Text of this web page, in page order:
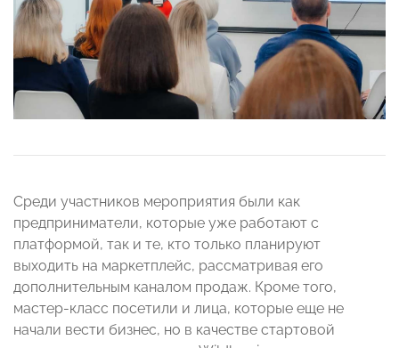
Среди участников мероприятия были как
предприниматели, которые уже работают с
платформой, так и те, кто только планируют
выходить на маркетплейс, рассматривая его
дополнительным каналом продаж. Кроме того,
мастер-класс посетили и лица, которые еще не
начали вести бизнес, но в качестве стартовой